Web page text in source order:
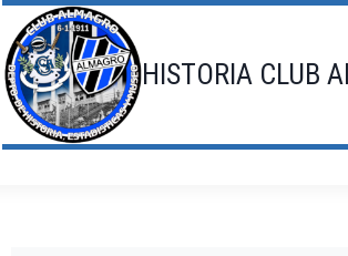
Saltar
al
contenido
HISTORIA CLUB